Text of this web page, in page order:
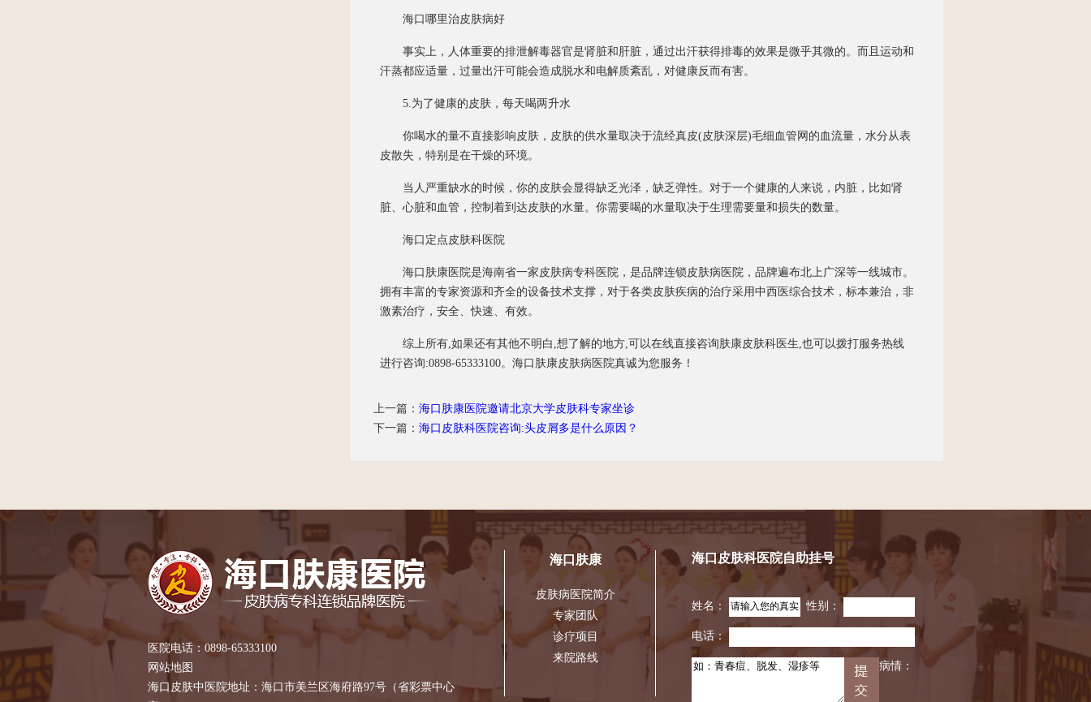
海口哪里治皮肤病好
事实上，人体重要的排泄解毒器官是肾脏和肝脏，通过出汗获得排毒的效果是微乎其微的。而且运动和
汗蒸都应适量，过量出汗可能会造成脱水和电解质紊乱，对健康反而有害。
5.为了健康的皮肤，每天喝两升水
你喝水的量不直接影响皮肤，皮肤的供水量取决于流经真皮(皮肤深层)毛细血管网的血流量，水分从表
皮散失，特别是在干燥的环境。
当人严重缺水的时候，你的皮肤会显得缺乏光泽，缺乏弹性。对于一个健康的人来说，内脏，比如肾
脏、心脏和血管，控制着到达皮肤的水量。你需要喝的水量取决于生理需要量和损失的数量。
海口定点皮肤科医院
海口肤康医院是海南省一家皮肤病专科医院，是品牌连锁皮肤病医院，品牌遍布北上广深等一线城市。
拥有丰富的专家资源和齐全的设备技术支撑，对于各类皮肤疾病的治疗采用中西医综合技术，标本兼治，非
激素治疗，安全、快速、有效。
综上所有,如果还有其他不明白,想了解的地方,可以在线直接咨询肤康皮肤科医生,也可以拨打服务热线
进行咨询:0898-65333100。海口肤康皮肤病医院真诚为您服务！
上一篇： 海口肤康医院邀请北京大学皮肤科专家坐诊
下一篇： 海口皮肤科医院咨询:头皮屑多是什么原因？
医院电话：0898-65333100
网站地图
海口皮肤中医院地址：海口市美兰区海府路97号（省彩票中心
海口肤康
皮肤病医院简介
专家团队
诊疗项目
来院路线
海口皮肤科医院自助挂号
姓名： 性别：
电话：
病情：